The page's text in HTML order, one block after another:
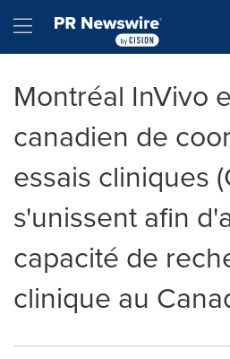
Hamburger menu
Montréal InVivo
canadien de
essais cliniques
s'unissent afin
capacité de
clinique au